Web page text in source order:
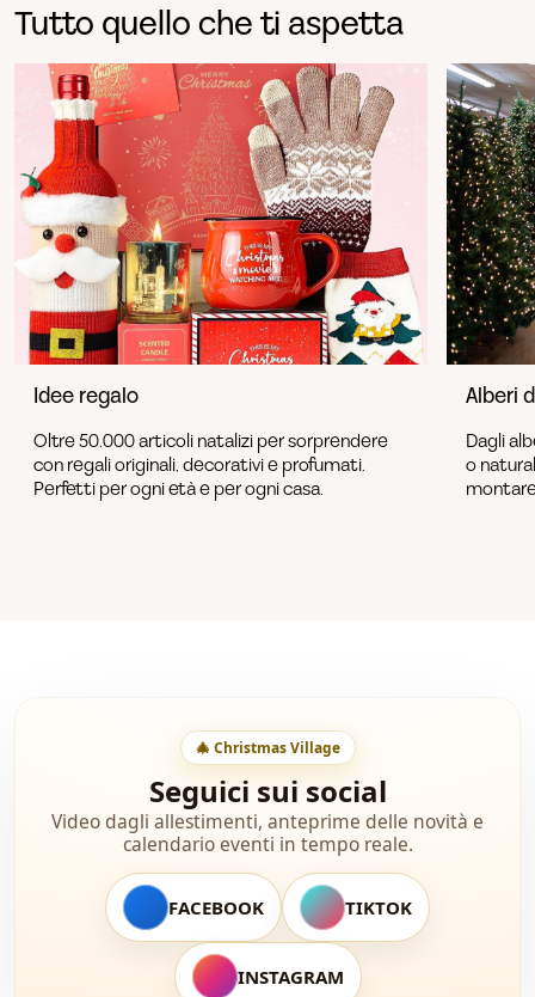
Tutto quello che ti aspetta
Idee regalo
Oltre 50.000 articoli natalizi per sorprendere
con regali originali, decorativi e profumati.
Perfetti per ogni età e per ogni casa.
Alberi
Dagli
o
🎄 Christmas Village
Seguici sui social
Video dagli allestimenti, anteprime delle novità e
calendario eventi in tempo reale.
FACEBOOK TIKTOK
INSTAGRAM